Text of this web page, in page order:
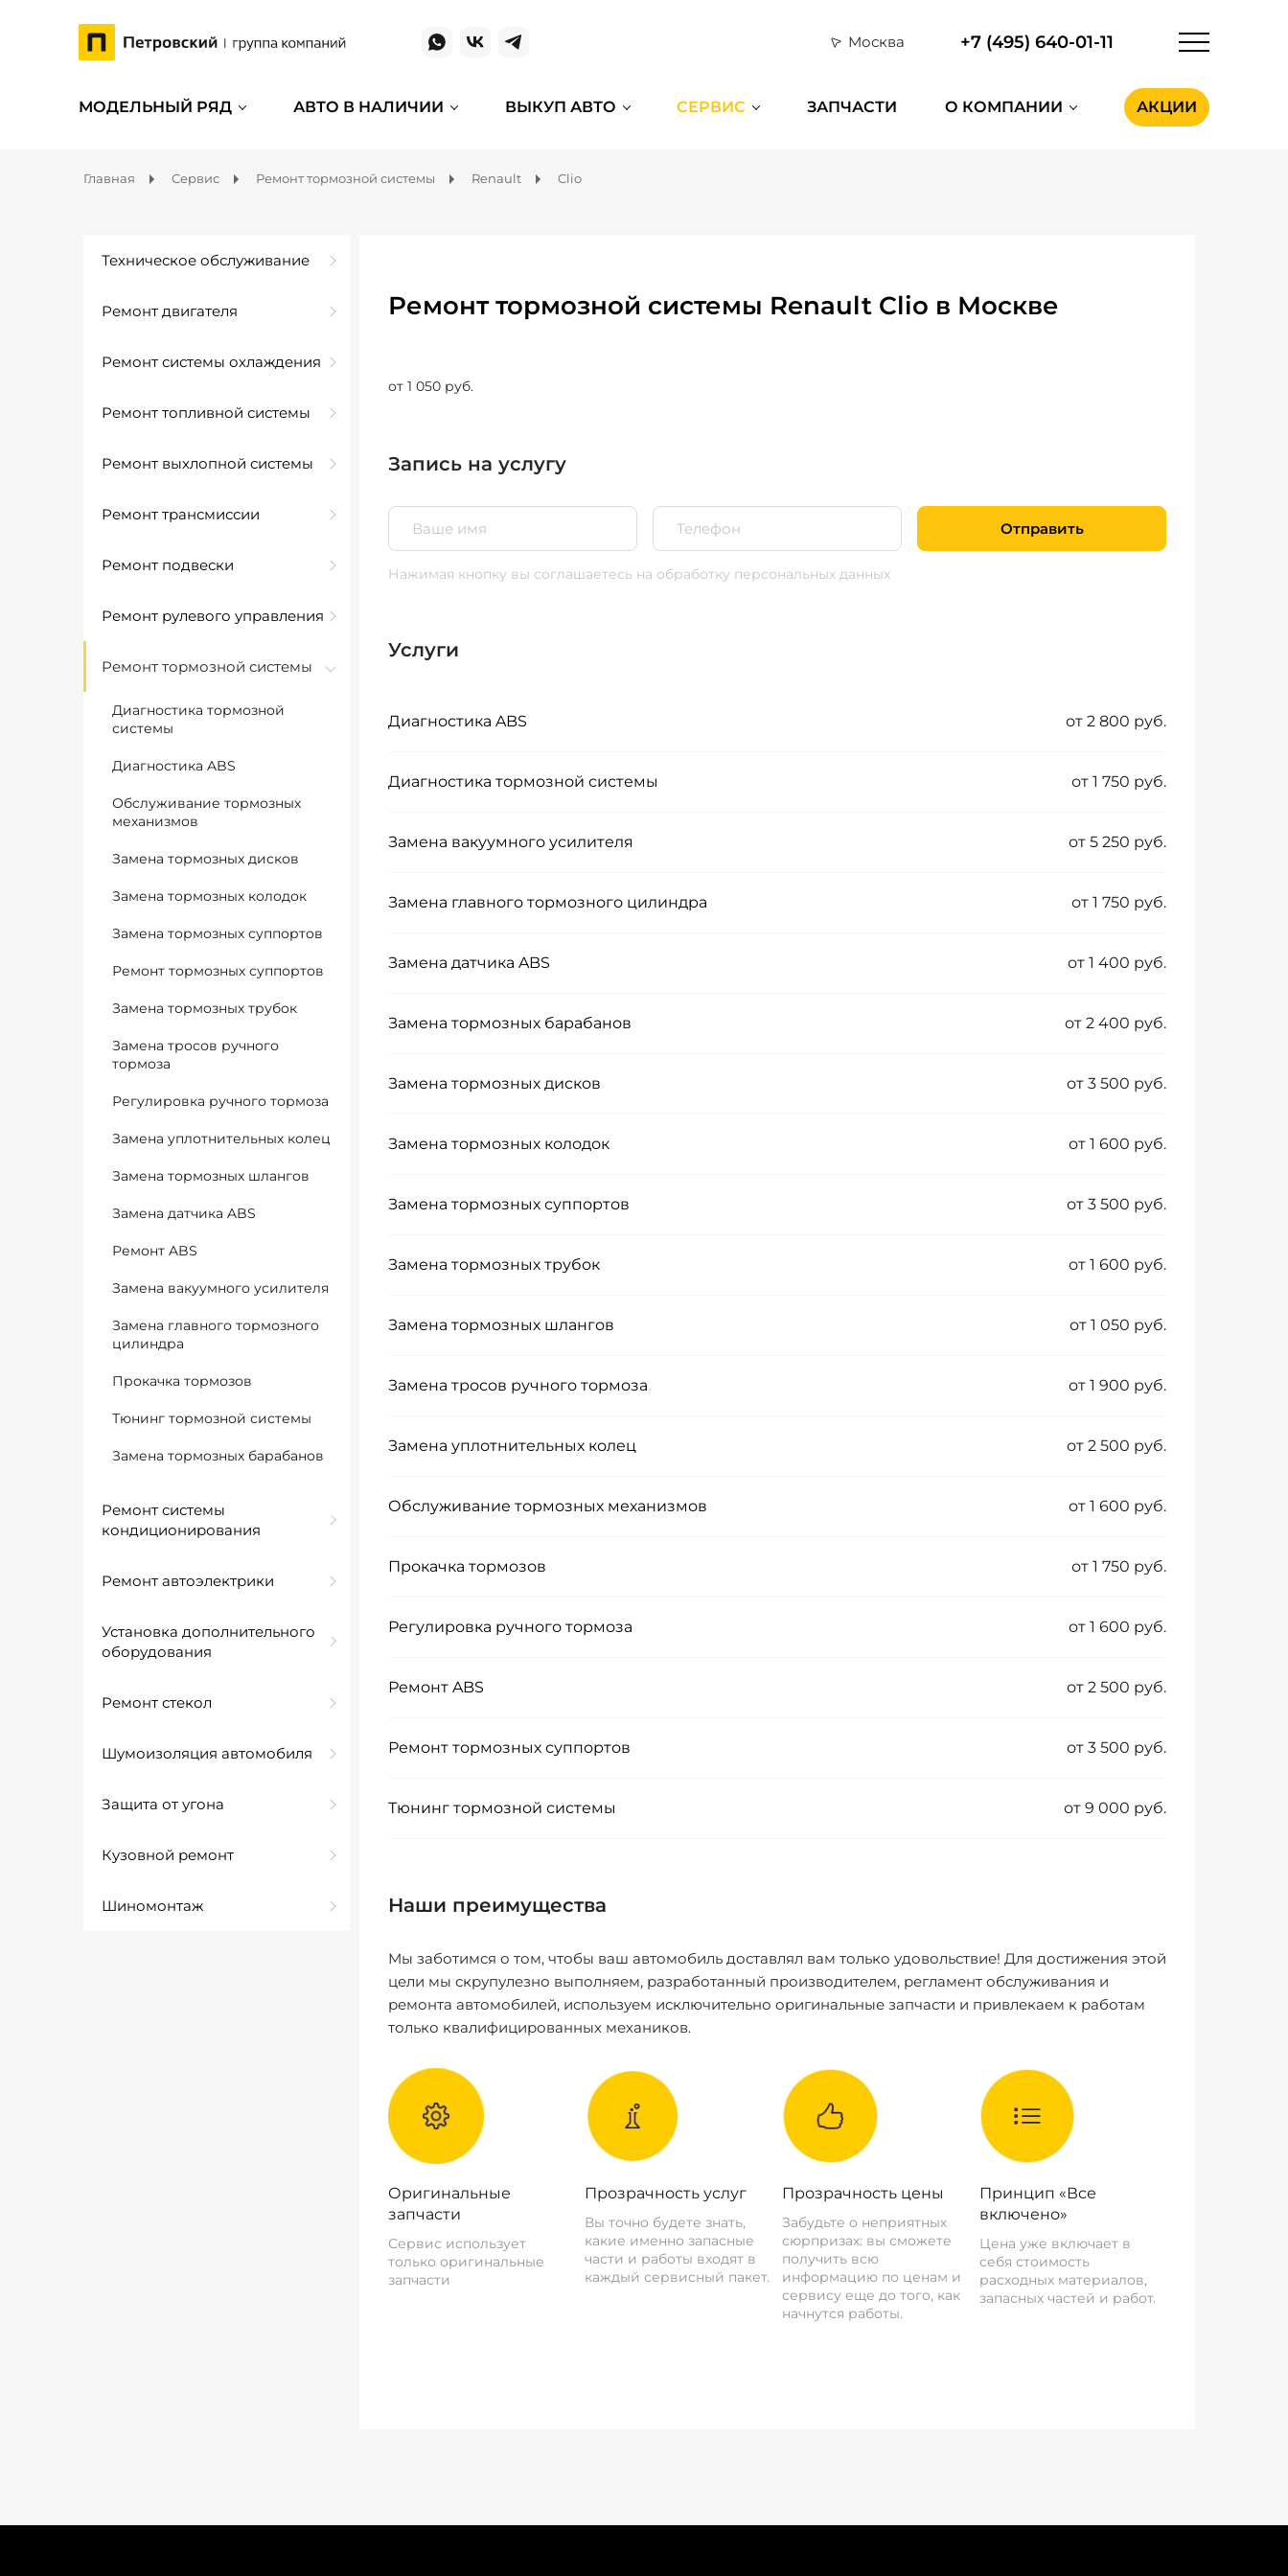
Москва +7 (495) 640-01-11
МОДЕЛЬНЫЙ РЯД АВТО В НАЛИЧИИ ВЫКУП АВТО СЕРВИС ЗАПЧАСТИ О КОМПАНИИ АКЦИИ
Главная Сервис Ремонт тормозной системы Renault Clio
Техническое обслуживание
Ремонт двигателя
Ремонт системы охлаждения
Ремонт топливной системы
Ремонт выхлопной системы
Ремонт трансмиссии
Ремонт подвески
Ремонт рулевого управления
Ремонт тормозной системы
Диагностика тормозной
системы
Диагностика ABS
Обслуживание тормозных
механизмов
Замена тормозных дисков
Замена тормозных колодок
Замена тормозных суппортов
Ремонт тормозных суппортов
Замена тормозных трубок
Замена тросов ручного
тормоза
Регулировка ручного тормоза
Замена уплотнительных колец
Замена тормозных шлангов
Замена датчика ABS
Ремонт ABS
Замена вакуумного усилителя
Замена главного тормозного
цилиндра
Прокачка тормозов
Тюнинг тормозной системы
Замена тормозных барабанов
Ремонт системы
кондиционирования
Ремонт автоэлектрики
Установка дополнительного
оборудования
Ремонт стекол
Шумоизоляция автомобиля
Защита от угона
Кузовной ремонт
Шиномонтаж
Ремонт тормозной системы Renault Clio в Москве
от 1 050 руб.
Запись на услугу
Отправить
Нажимая кнопку вы соглашаетесь на обработку персональных данных
Услуги
Диагностика ABS от 2 800 руб.
Диагностика тормозной системы от 1 750 руб.
Замена вакуумного усилителя от 5 250 руб.
Замена главного тормозного цилиндра от 1 750 руб.
Замена датчика ABS от 1 400 руб.
Замена тормозных барабанов от 2 400 руб.
Замена тормозных дисков от 3 500 руб.
Замена тормозных колодок от 1 600 руб.
Замена тормозных суппортов от 3 500 руб.
Замена тормозных трубок от 1 600 руб.
Замена тормозных шлангов от 1 050 руб.
Замена тросов ручного тормоза от 1 900 руб.
Замена уплотнительных колец от 2 500 руб.
Обслуживание тормозных механизмов от 1 600 руб.
Прокачка тормозов от 1 750 руб.
Регулировка ручного тормоза от 1 600 руб.
Ремонт ABS от 2 500 руб.
Ремонт тормозных суппортов от 3 500 руб.
Тюнинг тормозной системы от 9 000 руб.
Наши преимущества
Мы заботимся о том, чтобы ваш автомобиль доставлял вам только удовольствие! Для достижения этой
цели мы скрупулезно выполняем, разработанный производителем, регламент обслуживания и
ремонта автомобилей, используем исключительно оригинальные запчасти и привлекаем к работам
только квалифицированных механиков.
Оригинальные
запчасти
Сервис использует
только оригинальные
запчасти
Прозрачность услуг
Вы точно будете знать,
какие именно запасные
части и работы входят в
каждый сервисный пакет.
Прозрачность цены
Забудьте о неприятных
сюрпризах: вы сможете
получить всю
информацию по ценам и
сервису еще до того, как
начнутся работы.
Принцип «Все
включено»
Цена уже включает в
себя стоимость
расходных материалов,
запасных частей и работ.